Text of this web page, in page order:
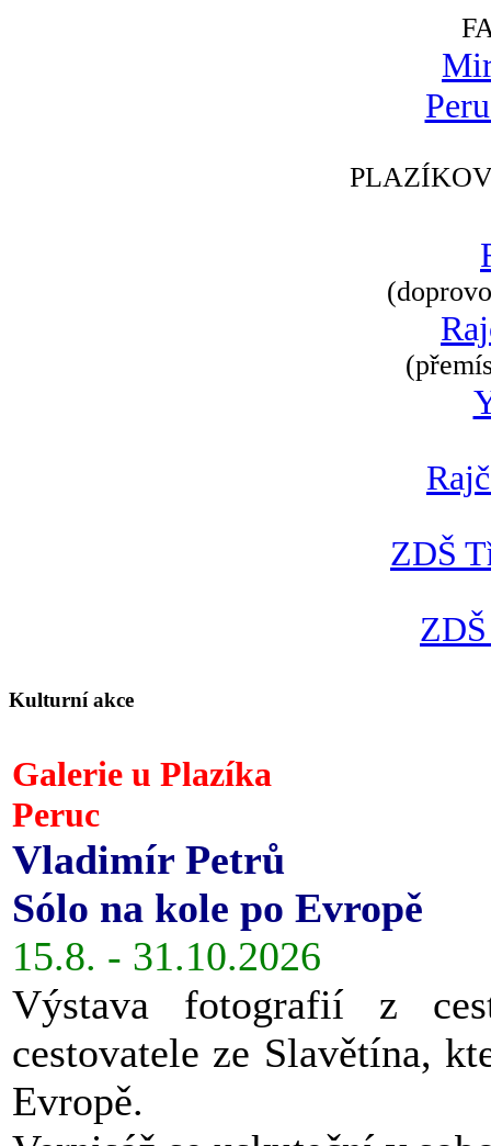
ZDŠ
Kulturní akce
Galerie u Plazíka
Peruc
Vladimír Petrů
Sólo na kole po Evropě
15.8. - 31.10.2026
Výstava fotografií z
cestovatele ze Slavětína,
Evropě.